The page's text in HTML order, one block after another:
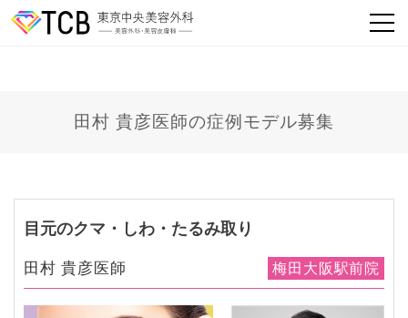
田村 貴彦医師の症例モデル募集
目元のクマ・しわ・たるみ取り
田村 貴彦医師 梅田大阪駅前院